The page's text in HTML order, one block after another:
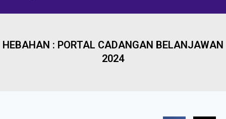
HEBAHAN : PORTAL CADANGAN BELANJAWAN
2024